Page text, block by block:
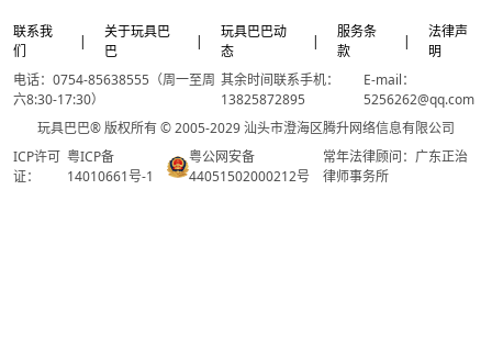
联系我
们
|
关于玩具巴
巴
|
玩具巴巴动
态
|
服务条
款
|
法律声
明
电话：0754-85638555（周一至周
六8:30-17:30）
其余时间联系手机：
13825872895
E-mail：
5256262@qq.com
玩具巴巴® 版权所有 © 2005-2029 汕头市澄海区腾升网络信息有限公司
ICP许可
证：
粤ICP备
14010661号-1
粤公网安备
44051502000212号
常年法律顾问：广东正治
律师事务所